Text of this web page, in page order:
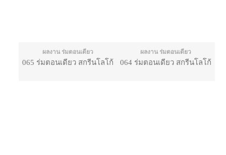
ผลงาน ร่มตอนเดียว
065 ร่มตอนเดียว สกรีนโลโก้
ผลงาน ร่มตอนเดียว
064 ร่มตอนเดียว สกรีนโลโก้